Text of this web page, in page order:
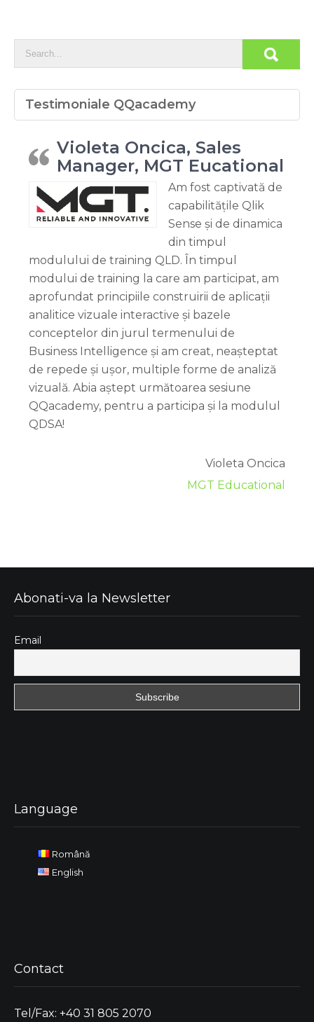
Testimoniale QQacademy
Violeta Oncica, Sales
Manager, MGT Eucational
Am fost captivată de
capabilitățile Qlik
Sense și de dinamica
din timpul
modulului de training QLD. În timpul
modului de training la care am participat, am
aprofundat principiile construirii de aplicații
analitice vizuale interactive și bazele
conceptelor din jurul termenului de
Business Intelligence și am creat, neașteptat
de repede și ușor, multiple forme de analiză
vizuală. Abia aștept următoarea sesiune
QQacademy, pentru a participa și la modulul
QDSA!
Violeta Oncica
MGT Educational
Abonati-va la Newsletter
Email
Language
Română
English
Contact
Tel/Fax: +40 31 805 2070